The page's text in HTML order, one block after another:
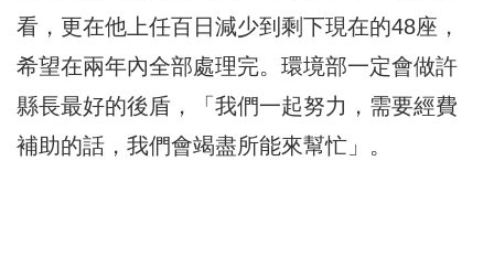
看，更在他上任百日減少到剩下現在的48座，
希望在兩年內全部處理完。環境部一定會做許
縣長最好的後盾，「我們一起努力，需要經費
補助的話，我們會竭盡所能來幫忙」。